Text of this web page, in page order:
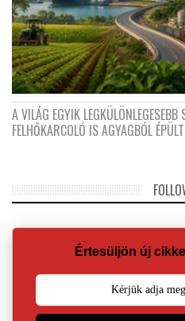
A VILÁG EGYIK
FELHŐKARCOLÓ IS AGYAGBÓL ÉPÜLT
Értesüljön új